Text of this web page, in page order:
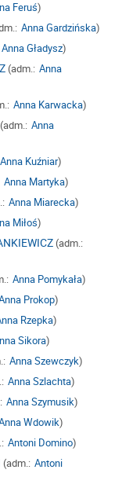
Feruś)
Anna Gardzińska)
Anna Gładysz)
(adm.: Anna
Anna Karwacka)
(adm.: Anna
Anna Kuźniar)
Anna Martyka)
Anna Miarecka)
Miłoś)
(adm.:
Anna Pomykała)
Prokop)
Rzepka)
Sikora)
Anna Szewczyk)
Anna Szlachta)
Anna Szymusik)
Wdowik)
Antoni Domino)
(adm.: Antoni